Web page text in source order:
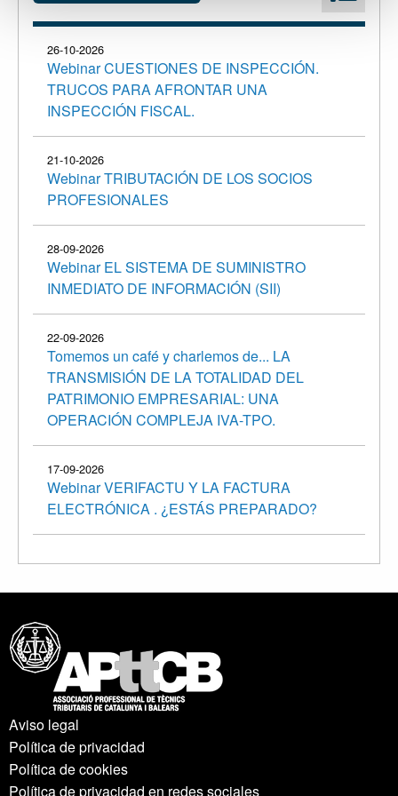
26-10-2026
Webinar CUESTIONES DE INSPECCIÓN.
TRUCOS PARA AFRONTAR UNA
INSPECCIÓN FISCAL.
21-10-2026
Webinar TRIBUTACIÓN DE LOS SOCIOS
PROFESIONALES
28-09-2026
Webinar EL SISTEMA DE SUMINISTRO
INMEDIATO DE INFORMACIÓN (SII)
22-09-2026
Tomemos un café y charlemos de... LA
TRANSMISIÓN DE LA TOTALIDAD DEL
PATRIMONIO EMPRESARIAL: UNA
OPERACIÓN COMPLEJA IVA-TPO.
17-09-2026
Webinar VERIFACTU Y LA FACTURA
ELECTRÓNICA . ¿ESTÁS PREPARADO?
Aviso legal
Política de privacidad
Política de cookies
Política de privacidad en redes sociales